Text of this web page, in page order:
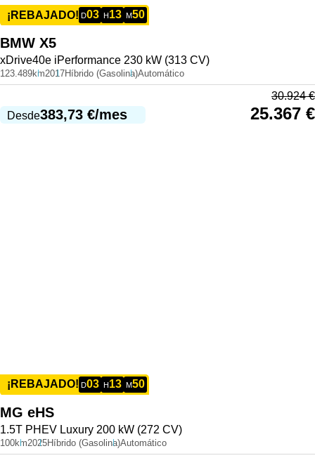
¡REBAJADO! D03 H 13 M50
BMW X5
xDrive40e iPerformance 230 kW (313 CV)
123.489km2017Híbrido (Gasolina)Automático
Desde383,73 €/mes
30.924€
25.367 €
¡REBAJADO! D03 H13 M50
MG eHS
1.5T PHEV Luxury 200 kW (272 CV)
100km2025Híbrido (Gasolina)Automático